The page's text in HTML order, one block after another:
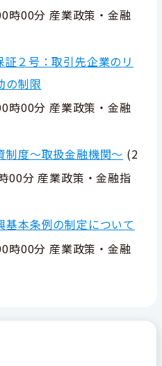
時00分 産業政策・金融
２号：取引先企業のリ
の制限
時00分 産業政策・金融
制度～取扱金融機関～ (2
00分 産業政策・金融指
基本条例の制定について
時00分 産業政策・金融